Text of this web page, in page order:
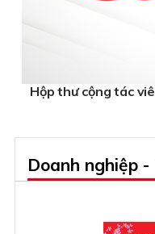
Hộp thư cộng tác
Doanh nghiệp